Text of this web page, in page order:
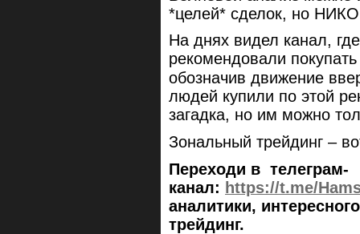
*целей* сделок, но
На днях видел канал,
рекомендовали
обозначив движение
людей купили по этой
загадка, но им можно
Зональный трейдинг –
Переходи в телеграм-
канал: https://t.me/
аналитики,
трейдинг.